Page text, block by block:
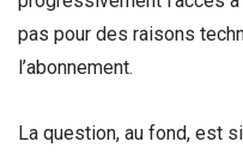
pas pour des raisons
l’abonnement.
La question, au fond, est